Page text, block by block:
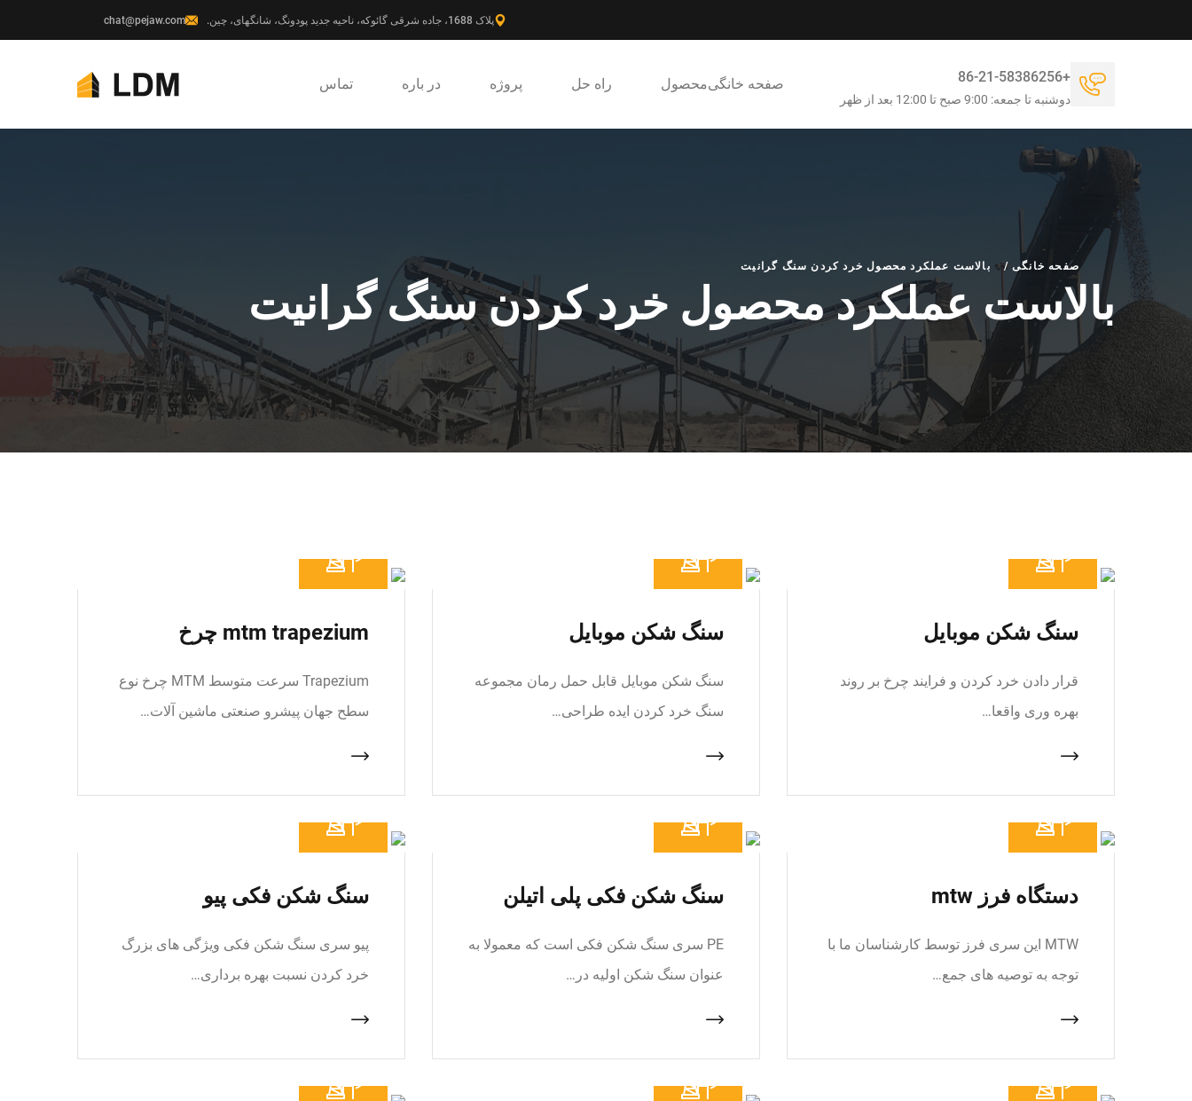
پلاک 1688، جاده شرقی گائوکه، ناحیه جدید پودونگ، شانگهای، چین. chat@pejaw.com
صفحه خانگیمحصول راه حل پروژه در باره تماس +86-21-58386256
دوشنبه تا جمعه: 9:00 صبح تا 12:00 بعد از ظهر
صفحه خانگی / بالاست عملکرد محصول خرد کردن سنگ گرانیت
بالاست عملکرد محصول خرد کردن سنگ گرانیت
سنگ شکن موبایل
قرار دادن خرد کردن و فرایند چرخ بر روند
بهره وری واقعا…
سنگ شکن موبایل
سنگ شکن موبایل قابل حمل رمان مجموعه
سنگ خرد کردن ایده طراحی…
mtm trapezium چرخ
Trapezium سرعت متوسط MTM چرخ نوع
سطح جهان پیشرو صنعتی ماشین آلات…
دستگاه فرز mtw
MTW این سری فرز توسط کارشناسان ما با
توجه به توصیه های جمع…
سنگ شکن فکی پلی اتیلن
PE سری سنگ شکن فکی است که معمولا به
عنوان سنگ شکن اولیه در…
سنگ شکن فکی پیو
پیو سری سنگ شکن فکی ویژگی های بزرگ
خرد کردن نسبت بهره برداری…